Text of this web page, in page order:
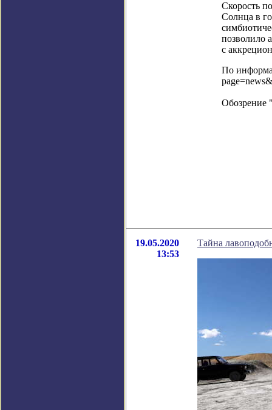
Скорость
Солнца в
позволило
с
По
Обозрение
19.05.2020
13:53
Тайна